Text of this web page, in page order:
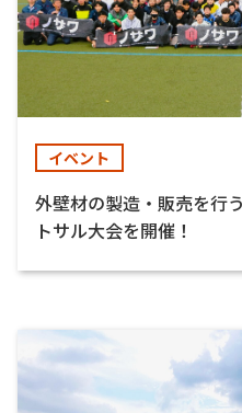
イベント
外壁材の製造・販売を行
トサル大会を開催！